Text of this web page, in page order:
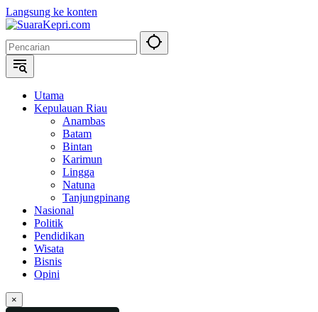
Langsung ke konten
Utama
Kepulauan Riau
Anambas
Batam
Bintan
Karimun
Lingga
Natuna
Tanjungpinang
Nasional
Politik
Pendidikan
Wisata
Bisnis
Opini
×